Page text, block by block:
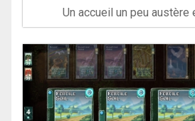
Un accueil un peu austère